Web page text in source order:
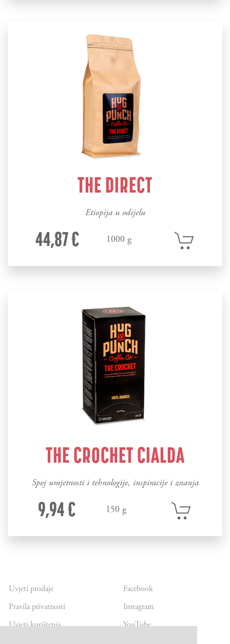
THE DIRECT
Etiopija u odijelu
44,87 € 1000 g
THE CROCHET CIALDA
Spoj umjetnosti i tehnologije, inspiracije i znanja
9,94 € 150 g
Uvjeti prodaje
Pravila privatnosti
Uvjeti korištenja
Facebook
Instagram
YouTube